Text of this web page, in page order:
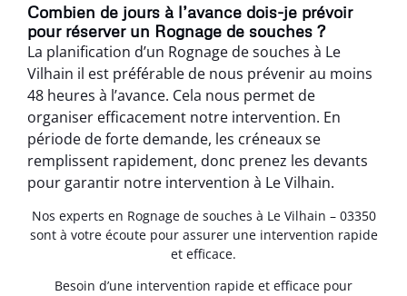
Combien de jours à l’avance dois-je prévoir
pour réserver un Rognage de souches ?
La planification d’un Rognage de souches à Le
Vilhain il est préférable de nous prévenir au moins
48 heures à l’avance. Cela nous permet de
organiser efficacement notre intervention. En
période de forte demande, les créneaux se
remplissent rapidement, donc prenez les devants
pour garantir notre intervention à Le Vilhain.
Nos experts en Rognage de souches à Le Vilhain – 03350
sont à votre écoute pour assurer une intervention rapide
et efficace.
Besoin d’une intervention rapide et efficace pour